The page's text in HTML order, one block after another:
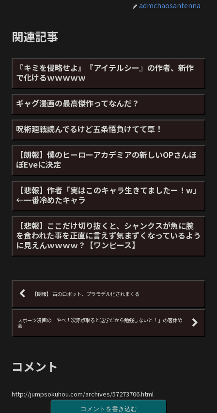
admchaosantenna
関連記事
『キミを侵略せよ』『アイテルシー』の作者、新作
で化けるｗｗｗｗｗ
ギャグ漫画の最高傑作ってなんだ？
呪術廻戦読んでるけど五条悟負けてて草！
【朗報】僕のヒーローアカデミアの新しいOPさんほ
ぼEveに決定
【悲報】作者「実はこのキャラ生きてましたー！w」
←一番冷めたキャラ
【悲報】ここだけ切り抜くと、シャンクスが魚に腕
を食われた事を正直に言えず気まずくなっているよう
に見えんｗｗｗｗ？【ワンピース】
【朗報】 古のロボット、プラモデル化されまくる
スポーツ漫画の「やべ！次赤点取ると退学だから勉強しないと！」の箸休め
会
コメント
http://jumpsokuhou.com/archives/57273706.html
コメントを書き込む